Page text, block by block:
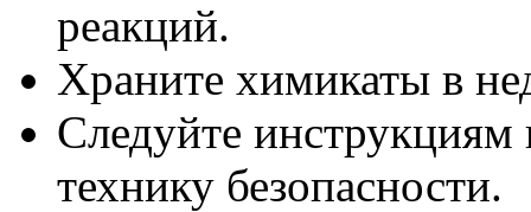
реакций.
Храните химикаты в
Следуйте инструкциям
технику безопасности.